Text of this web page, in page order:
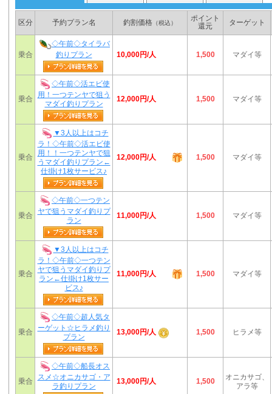
区分 予約プラン名 釣割価格 （税込）
ポイント
還元
ターゲット
乗合
◇午前◇タイラバ
釣りプラン
10,000円/人 1,500 マダイ等
乗合
◇午前◇活エビ使
用！一つテンヤで狙う
マダイ釣りプラン
12,000円/人 1,500 マダイ等
乗合
▼3人以上はコチ
ラ！◇午前◇活エビ使
用！！一つテンヤで狙
うマダイ釣りプラン←
仕掛け1枚サービス♪
12,000円/人 1,500 マダイ等
乗合
◇午前◇一つテン
ヤで狙うマダイ釣りプ
ラン
11,000円/人 1,500 マダイ等
乗合
▼3人以上はコチ
ラ！◇午前◇一つテン
ヤで狙うマダイ釣りプ
ラン←仕掛け1枚サー
ビス♪
11,000円/人 1,500 マダイ等
乗合
◇午前◇超人気タ
ーゲット☆ヒラメ釣り
プラン
13,000円/人 1,500 ヒラメ等
乗合
◇午前◇船長オス
スメ☆オニカサゴ・ア
ラ釣りプラン
13,000円/人 1,500
オニカサゴ、
アラ等